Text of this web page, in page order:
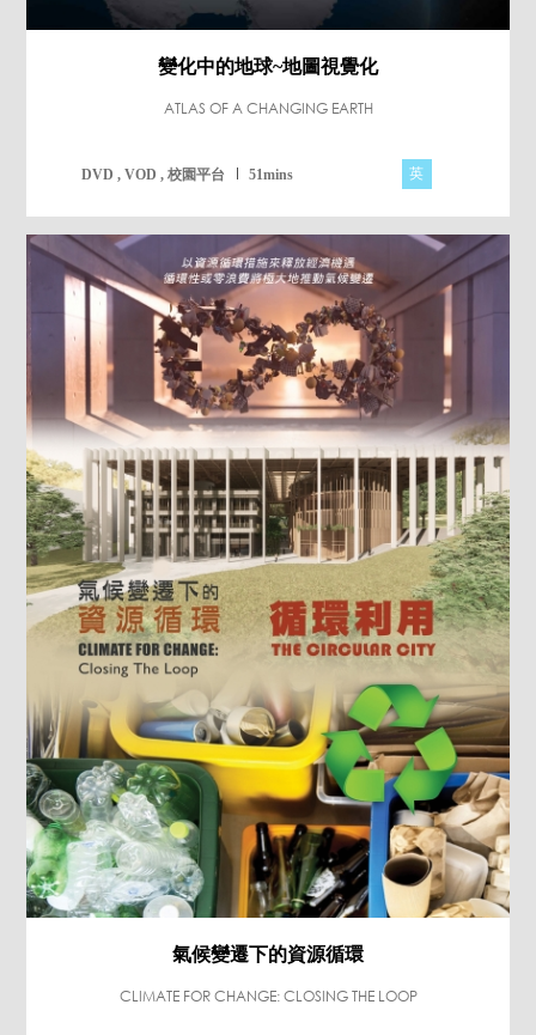
變化中的地球~地圖視覺化
ATLAS OF A CHANGING EARTH
DVD , VOD , 校園平台 51mins 英
氣候變遷下的資源循環
CLIMATE FOR CHANGE: CLOSING THE LOOP